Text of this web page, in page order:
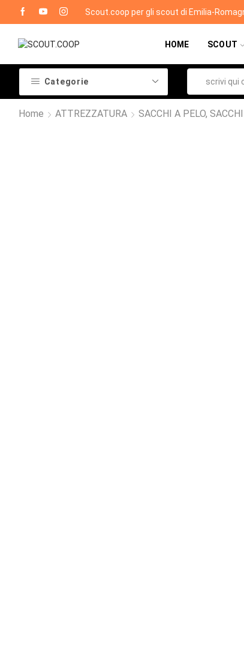
Scout.coop per gli scout di Emilia-
HOME SCOUT
Categorie
Home ATTREZZATURA SACCHI A PELO,